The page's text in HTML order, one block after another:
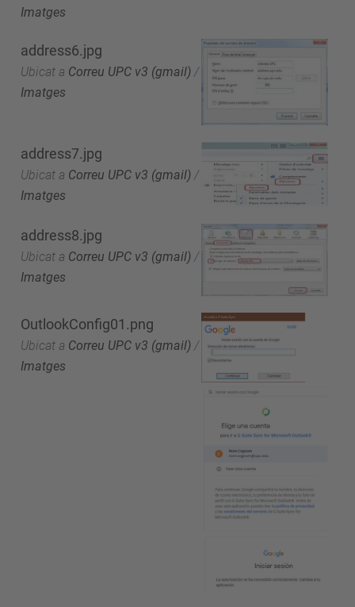
Imatges
address6.jpg
Ubicat a Correu UPC v3 (gmail) /
Imatges
address7.jpg
Ubicat a Correu UPC v3 (gmail) /
Imatges
address8.jpg
Ubicat a Correu UPC v3 (gmail) /
Imatges
OutlookConfig01.png
Ubicat a Correu UPC v3 (gmail) /
Imatges